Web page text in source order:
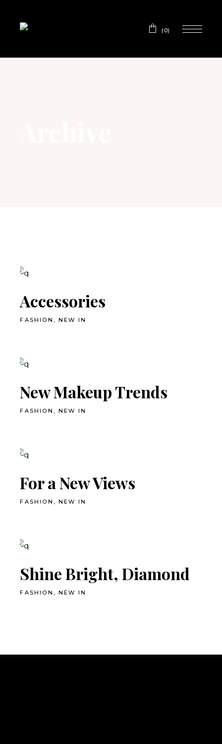
(0)
Accessories
FASHION NEW IN
New Makeup Trends
FASHION NEW IN
For a New Views
FASHION NEW IN
Shine Bright, Diamond
FASHION NEW IN